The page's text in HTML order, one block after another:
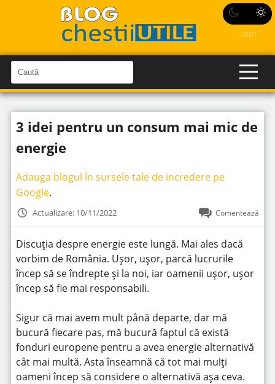
LIGHT
a
u
t
C
a
u
î
n
i
t
3 idei pentru un consum mai mic de
energie
Adauga blogul în sursele tale de incredere pe
Google.
Actualizare: 10/11/2022 Comentează
Discuția despre energie este lungă. Mai ales dacă
vorbim de România. Ușor, ușor, parcă lucrurile
încep să se îndrepte și la noi, iar oamenii ușor, ușor
încep să fie mai responsabili.
Sigur că mai avem mult până departe, dar mă
bucură fiecare pas, mă bucură faptul că există
fonduri europene pentru a avea energie alternativă
cât mai multă. Asta înseamnă că tot mai mulți
oameni încep să considere o alternativă așa ceva.